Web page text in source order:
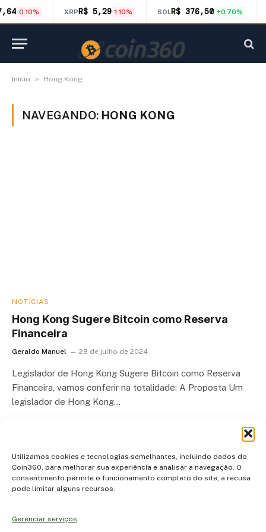
Utilizamos cookies e tecnologias semelhantes, incluindo dados do
Coin360, para melhorar sua experiência e analisar a navegação. O
consentimento permite o funcionamento completo do site; a recusa
pode limitar alguns recursos.
Gerenciar serviços
0.10% XRPR$ 5,29 1.10% SOLR$ 376,50 +0.70%
Início » Hong Kong
NAVEGANDO: HONG KONG
NOTÍCIAS
Hong Kong Sugere Bitcoin como Reserva
Financeira
Geraldo Manuel 28 de julho de 2024
Legislador de Hong Kong Sugere Bitcoin como Reserva
Financeira, vamos conferir na totalidade: A Proposta Um
legislador de Hong Kong…